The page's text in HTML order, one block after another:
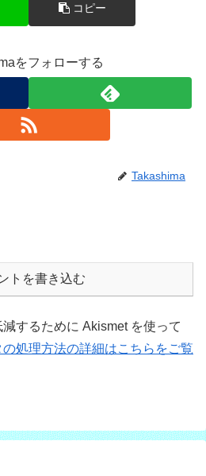
コピー
をフォローする
Takashima
トを書き込む
するために Akismet を使って
処理方法の詳細はこちらをご覧